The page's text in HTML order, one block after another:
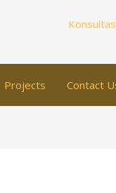
Projects Contact